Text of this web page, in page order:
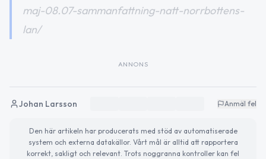
maj-08.07-sammanfattning-natt-norrbottens-
lan/
ANNONS
Johan Larsson Anmäl fel
Den här artikeln har producerats med stöd av automatiserade
system och externa datakällor. Vårt mål är alltid att rapportera
korrekt, sakligt och relevant. Trots noggranna kontroller kan fel